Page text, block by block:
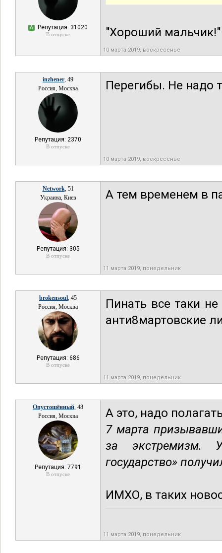
А Репутация: 31020
В отпуске "Хороший
10 марта 2019, воскресенье
inzhener, 49
Россия, Москва
Репутация: 2370
В отпуске
Перегибы. Не надо
10 марта 2019, воскресенье
Network, 51
Украина, Киев
Репутация: 305
В отпуске
А тем временем в
11 марта 2019, понедельник
brokensoul, 45
Россия, Москва
Репутация: 686
В отпуске
Пинать все таки
анти8мартовские
11 марта 2019, понедельник
Опустошённый, 48
Россия, Москва
Репутация: 7791
В отпуске
А это, надо
7 марта
за экстремизм.
государство»
ИМХО, в таких
11 марта 2019, понедельник